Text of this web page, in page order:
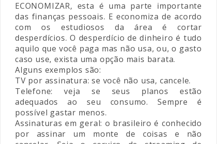
ECONOMIZAR, esta é uma parte importante
das finanças pessoais. E economiza de acordo
com os estudiosos da área é cortar
desperdícios. O desperdício de dinheiro é tudo
aquilo que você paga mas não usa, ou, o gasto
caso use, exista uma opção mais barata.
Alguns exemplos são:
TV por assinatura: se você não usa, cancele.
Telefone: veja se seus planos estão
adequados ao seu consumo. Sempre é
possível gastar menos.
Assinaturas em geral: o brasileiro é conhecido
por assinar um monte de coisas e não